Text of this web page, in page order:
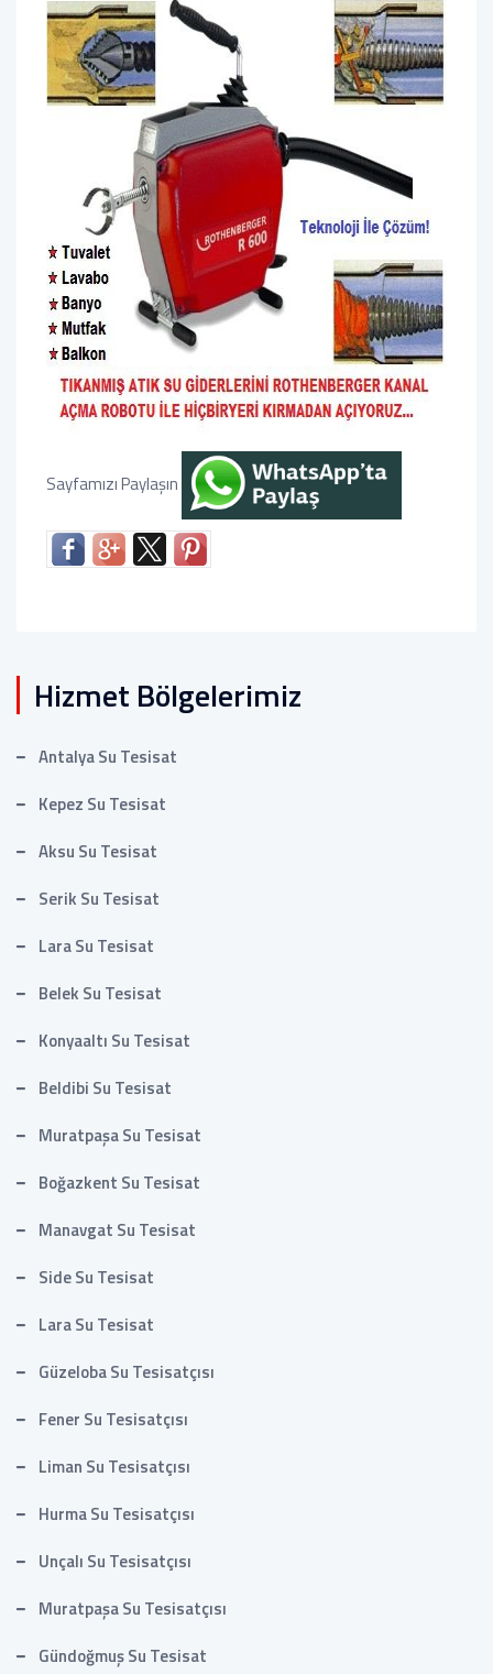
Sayfamızı Paylaşın
Hizmet Bölgelerimiz
Antalya Su Tesisat
Kepez Su Tesisat
Aksu Su Tesisat
Serik Su Tesisat
Lara Su Tesisat
Belek Su Tesisat
Konyaaltı Su Tesisat
Beldibi Su Tesisat
Muratpaşa Su Tesisat
Boğazkent Su Tesisat
Manavgat Su Tesisat
Side Su Tesisat
Lara Su Tesisat
Güzeloba Su Tesisatçısı
Fener Su Tesisatçısı
Liman Su Tesisatçısı
Hurma Su Tesisatçısı
Unçalı Su Tesisatçısı
Muratpaşa Su Tesisatçısı
Gündoğmuş Su Tesisat